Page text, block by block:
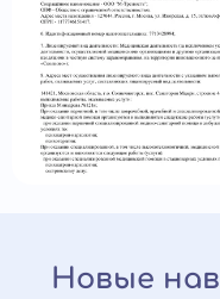
Новые